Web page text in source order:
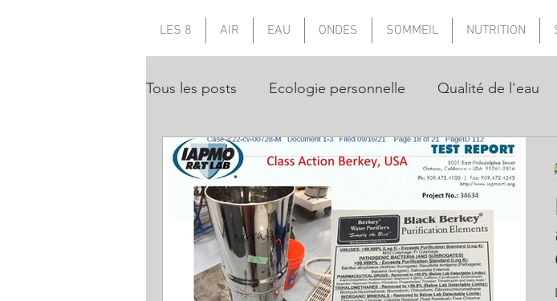
LES 8 AIR EAU ONDES SOMMEIL NUTRITION
Tous les posts Ecologie personnelle Qualité de l'eau